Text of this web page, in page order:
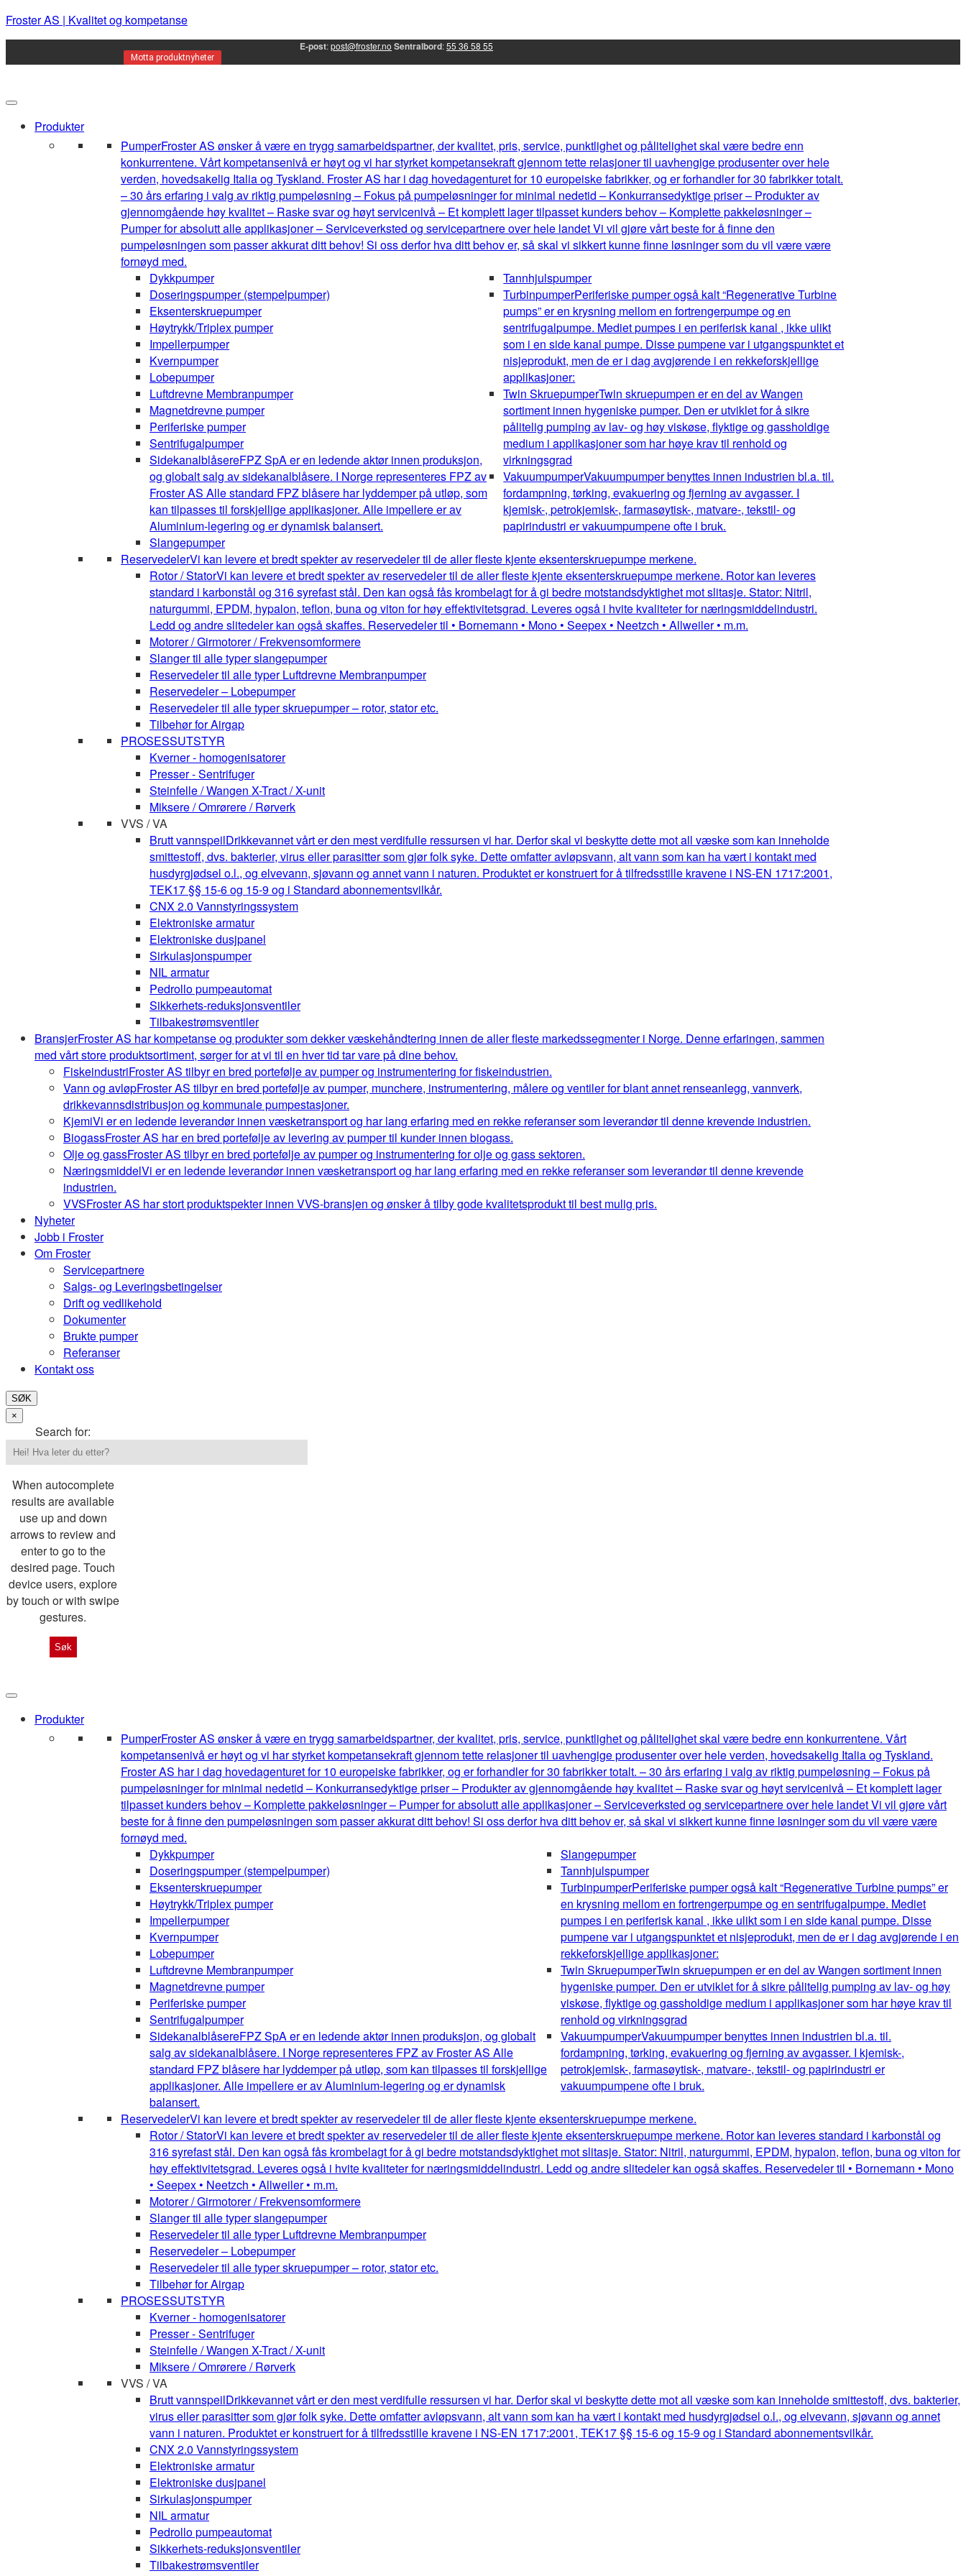
Froster AS | Kvalitet og kompetanse
E-post:post@froster.no Sentralbord:55 36 58 55
Motta produktnyheter
Produkter
PumperFroster AS ønsker å være en trygg samarbeidspartner, der kvalitet, pris, service, punktlighet og pålitelighet skal være bedre enn
konkurrentene. Vårt kompetansenivå er høyt og vi har styrket kompetansekraft gjennom tette relasjoner til uavhengige produsenter over hele
verden, hovedsakelig Italia og Tyskland. Froster AS har i dag hovedagenturet for 10 europeiske fabrikker, og er forhandler for 30 fabrikker totalt.
– 30 års erfaring i valg av riktig pumpeløsning – Fokus på pumpeløsninger for minimal nedetid – Konkurransedyktige priser – Produkter av
gjennomgående høy kvalitet – Raske svar og høyt servicenivå – Et komplett lager tilpasset kunders behov – Komplette pakkeløsninger –
Pumper for absolutt alle applikasjoner – Serviceverksted og servicepartnere over hele landet Vi vil gjøre vårt beste for å finne den
pumpeløsningen som passer akkurat ditt behov! Si oss derfor hva ditt behov er, så skal vi sikkert kunne finne løsninger som du vil være være
fornøyd med.
Dykkpumper
Doseringspumper (stempelpumper)
Eksenterskruepumper
Høytrykk/Triplex pumper
Impellerpumper
Kvernpumper
Lobepumper
Luftdrevne Membranpumper
Magnetdrevne pumper
Periferiske pumper
Sentrifugalpumper
SidekanalblåsereFPZ SpA er en ledende aktør innen produksjon,
og globalt salg av sidekanalblåsere. I Norge representeres FPZ av
Froster AS Alle standard FPZ blåsere har lyddemper på utløp, som
kan tilpasses til forskjellige applikasjoner. Alle impellere er av
Aluminium-legering og er dynamisk balansert.
Slangepumper
Tannhjulspumper
TurbinpumperPeriferiske pumper også kalt “Regenerative Turbine
pumps” er en krysning mellom en fortrengerpumpe og en
sentrifugalpumpe. Mediet pumpes i en periferisk kanal , ikke ulikt
som i en side kanal pumpe. Disse pumpene var i utgangspunktet et
nisjeprodukt, men de er i dag avgjørende i en rekkeforskjellige
applikasjoner:
Twin SkruepumperTwin skruepumpen er en del av Wangen
sortiment innen hygeniske pumper. Den er utviklet for å sikre
pålitelig pumping av lav- og høy viskøse, flyktige og gassholdige
medium i applikasjoner som har høye krav til renhold og
virkningsgrad
VakuumpumperVakuumpumper benyttes innen industrien bl.a. til.
fordampning, tørking, evakuering og fjerning av avgasser. I
kjemisk-, petrokjemisk-, farmasøytisk-, matvare-, tekstil- og
papirindustri er vakuumpumpene ofte i bruk.
ReservedelerVi kan levere et bredt spekter av reservedeler til de aller fleste kjente eksenterskruepumpe merkene.
Rotor / StatorVi kan levere et bredt spekter av reservedeler til de aller fleste kjente eksenterskruepumpe merkene. Rotor kan leveres
standard i karbonstål og 316 syrefast stål. Den kan også fås krombelagt for å gi bedre motstandsdyktighet mot slitasje. Stator: Nitril,
naturgummi, EPDM, hypalon, teflon, buna og viton for høy effektivitetsgrad. Leveres også i hvite kvaliteter for næringsmiddelindustri.
Ledd og andre slitedeler kan også skaffes. Reservedeler til • Bornemann • Mono • Seepex • Neetzch • Allweiler • m.m.
Motorer / Girmotorer / Frekvensomformere
Slanger til alle typer slangepumper
Reservedeler til alle typer Luftdrevne Membranpumper
Reservedeler – Lobepumper
Reservedeler til alle typer skruepumper – rotor, stator etc.
Tilbehør for Airgap
PROSESSUTSTYR
Kverner - homogenisatorer
Presser - Sentrifuger
Steinfelle / Wangen X-Tract / X-unit
Miksere / Omrørere / Rørverk
VVS / VA
Brutt vannspeilDrikkevannet vårt er den mest verdifulle ressursen vi har. Derfor skal vi beskytte dette mot all væske som kan inneholde
smittestoff, dvs. bakterier, virus eller parasitter som gjør folk syke. Dette omfatter avløpsvann, alt vann som kan ha vært i kontakt med
husdyrgjødsel o.l., og elvevann, sjøvann og annet vann i naturen. Produktet er konstruert for å tilfredsstille kravene i NS-EN 1717:2001,
TEK17 §§ 15-6 og 15-9 og i Standard abonnementsvilkår.
CNX 2.0 Vannstyringssystem
Elektroniske armatur
Elektroniske dusjpanel
Sirkulasjonspumper
NIL armatur
Pedrollo pumpeautomat
Sikkerhets-reduksjonsventiler
Tilbakestrømsventiler
BransjerFroster AS har kompetanse og produkter som dekker væskehåndtering innen de aller fleste markedssegmenter i Norge. Denne erfaringen, sammen
med vårt store produktsortiment, sørger for at vi til en hver tid tar vare på dine behov.
FiskeindustriFroster AS tilbyr en bred portefølje av pumper og instrumentering for fiskeindustrien.
Vann og avløpFroster AS tilbyr en bred portefølje av pumper, munchere, instrumentering, målere og ventiler for blant annet renseanlegg, vannverk,
drikkevannsdistribusjon og kommunale pumpestasjoner.
KjemiVi er en ledende leverandør innen væsketransport og har lang erfaring med en rekke referanser som leverandør til denne krevende industrien.
BiogassFroster AS har en bred portefølje av levering av pumper til kunder innen biogass.
Olje og gassFroster AS tilbyr en bred portefølje av pumper og instrumentering for olje og gass sektoren.
NæringsmiddelVi er en ledende leverandør innen væsketransport og har lang erfaring med en rekke referanser som leverandør til denne krevende
industrien.
VVSFroster AS har stort produktspekter innen VVS-bransjen og ønsker å tilby gode kvalitetsprodukt til best mulig pris.
Nyheter
Jobb i Froster
Om Froster
Servicepartnere
Salgs- og Leveringsbetingelser
Drift og vedlikehold
Dokumenter
Brukte pumper
Referanser
Kontakt oss
SØK
×
Search for:
When autocomplete
results are available
use up and down
arrows to review and
enter to go to the
desired page. Touch
device users, explore
by touch or with swipe
gestures.
Produkter
PumperFroster AS ønsker å være en trygg samarbeidspartner, der kvalitet, pris, service, punktlighet og pålitelighet skal være bedre enn konkurrentene. Vårt
kompetansenivå er høyt og vi har styrket kompetansekraft gjennom tette relasjoner til uavhengige produsenter over hele verden, hovedsakelig Italia og Tyskland.
Froster AS har i dag hovedagenturet for 10 europeiske fabrikker, og er forhandler for 30 fabrikker totalt. – 30 års erfaring i valg av riktig pumpeløsning – Fokus på
pumpeløsninger for minimal nedetid – Konkurransedyktige priser – Produkter av gjennomgående høy kvalitet – Raske svar og høyt servicenivå – Et komplett lager
tilpasset kunders behov – Komplette pakkeløsninger – Pumper for absolutt alle applikasjoner – Serviceverksted og servicepartnere over hele landet Vi vil gjøre vårt
beste for å finne den pumpeløsningen som passer akkurat ditt behov! Si oss derfor hva ditt behov er, så skal vi sikkert kunne finne løsninger som du vil være være
fornøyd med.
Dykkpumper
Doseringspumper (stempelpumper)
Eksenterskruepumper
Høytrykk/Triplex pumper
Impellerpumper
Kvernpumper
Lobepumper
Luftdrevne Membranpumper
Magnetdrevne pumper
Periferiske pumper
Sentrifugalpumper
SidekanalblåsereFPZ SpA er en ledende aktør innen produksjon, og globalt
salg av sidekanalblåsere. I Norge representeres FPZ av Froster AS Alle
standard FPZ blåsere har lyddemper på utløp, som kan tilpasses til forskjellige
applikasjoner. Alle impellere er av Aluminium-legering og er dynamisk
balansert.
Slangepumper
Tannhjulspumper
TurbinpumperPeriferiske pumper også kalt “Regenerative Turbine pumps” er
en krysning mellom en fortrengerpumpe og en sentrifugalpumpe. Mediet
pumpes i en periferisk kanal , ikke ulikt som i en side kanal pumpe. Disse
pumpene var i utgangspunktet et nisjeprodukt, men de er i dag avgjørende i en
rekkeforskjellige applikasjoner:
Twin SkruepumperTwin skruepumpen er en del av Wangen sortiment innen
hygeniske pumper. Den er utviklet for å sikre pålitelig pumping av lav- og høy
viskøse, flyktige og gassholdige medium i applikasjoner som har høye krav til
renhold og virkningsgrad
VakuumpumperVakuumpumper benyttes innen industrien bl.a. til.
fordampning, tørking, evakuering og fjerning av avgasser. I kjemisk-,
petrokjemisk-, farmasøytisk-, matvare-, tekstil- og papirindustri er
vakuumpumpene ofte i bruk.
ReservedelerVi kan levere et bredt spekter av reservedeler til de aller fleste kjente eksenterskruepumpe merkene.
Rotor / StatorVi kan levere et bredt spekter av reservedeler til de aller fleste kjente eksenterskruepumpe merkene. Rotor kan leveres standard i karbonstål og
316 syrefast stål. Den kan også fås krombelagt for å gi bedre motstandsdyktighet mot slitasje. Stator: Nitril, naturgummi, EPDM, hypalon, teflon, buna og viton for
høy effektivitetsgrad. Leveres også i hvite kvaliteter for næringsmiddelindustri. Ledd og andre slitedeler kan også skaffes. Reservedeler til • Bornemann • Mono
• Seepex • Neetzch • Allweiler • m.m.
Motorer / Girmotorer / Frekvensomformere
Slanger til alle typer slangepumper
Reservedeler til alle typer Luftdrevne Membranpumper
Reservedeler – Lobepumper
Reservedeler til alle typer skruepumper – rotor, stator etc.
Tilbehør for Airgap
PROSESSUTSTYR
Kverner - homogenisatorer
Presser - Sentrifuger
Steinfelle / Wangen X-Tract / X-unit
Miksere / Omrørere / Rørverk
VVS / VA
Brutt vannspeilDrikkevannet vårt er den mest verdifulle ressursen vi har. Derfor skal vi beskytte dette mot all væske som kan inneholde smittestoff, dvs. bakterier,
virus eller parasitter som gjør folk syke. Dette omfatter avløpsvann, alt vann som kan ha vært i kontakt med husdyrgjødsel o.l., og elvevann, sjøvann og annet
vann i naturen. Produktet er konstruert for å tilfredsstille kravene i NS-EN 1717:2001, TEK17 §§ 15-6 og 15-9 og i Standard abonnementsvilkår.
CNX 2.0 Vannstyringssystem
Elektroniske armatur
Elektroniske dusjpanel
Sirkulasjonspumper
NIL armatur
Pedrollo pumpeautomat
Sikkerhets-reduksjonsventiler
Tilbakestrømsventiler